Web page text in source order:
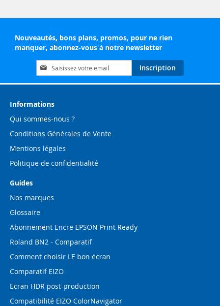
Nouveautés, bons plans, promos, pour ne rien
manquer, abonnez-vous à notre newsletter
Inscription
à
notre
d’information
Inscription
Informations
Qui sommes-nous ?
Conditions Générales de Vente
Mentions légales
Politique de confidentialité
Guides
Nos marques
Glossaire
Abonnement Encre EPSON Print Ready
Roland BN2 - Comparatif
Comment choisir LE bon écran
Comparatif EIZO
Ecran HDR post-production
Compatibilité EIZO ColorNavigator